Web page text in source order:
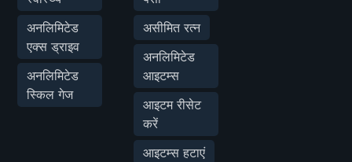
अनलिमिटेड
एक्स ड्राइव
अनलिमिटेड
स्किल गेज
असीमित रत्न
अनलिमिटेड
आइटम्स
आइटम रीसेट
करें
आइटम्स हटाएं